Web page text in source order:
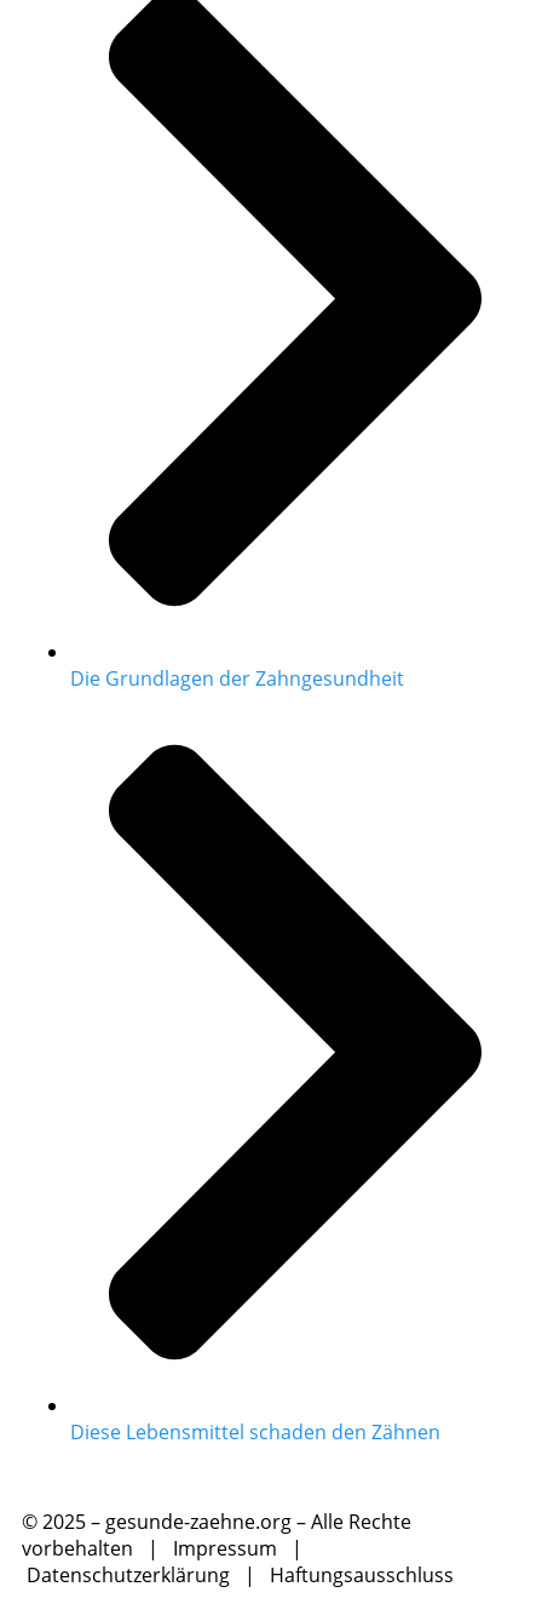
Die Grundlagen der Zahngesundheit
Diese Lebensmittel schaden den Zähnen
© 2025 – gesunde-zaehne.org – Alle Rechte
vorbehalten | Impressum |
Datenschutzerklärung | Haftungsausschluss